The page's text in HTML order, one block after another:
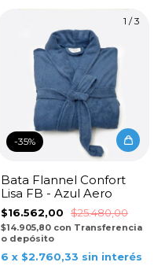
1 /3
-35%
Bata Flannel Confort
Lisa FB - Azul Aero
$16.562,00 $25.480,00
$14.905,80 con Transferencia
o depósito
6 x $2.760,33 sin interés